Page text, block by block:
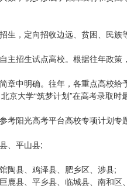
生，定向招收边远、贫困、民
主招生试点高校。根据往年政
章中明确。往年，各重点高校
京大学“筑梦计划”在高考录取
考阳光高考平台高校专项计划专
、平山县;
陶县、鸡泽县、肥乡区、涉县;
鹿县、平乡县、临城县、南和区